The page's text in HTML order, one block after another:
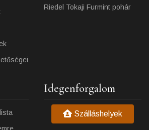
Riedel Tokaji Furmint pohár
Idegenforgalom
Szálláshelyek